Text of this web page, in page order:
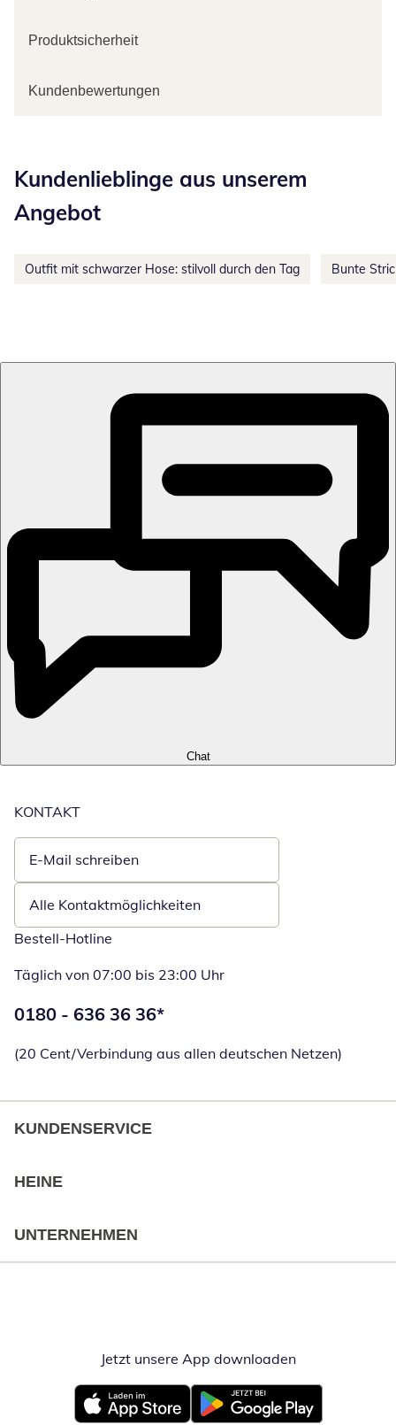
Produktsicherheit
Kundenbewertungen
Kundenlieblinge aus unserem
Angebot
Outfit mit schwarzer Hose: stilvoll durch den Tag Bunte
Chat
KONTAKT
E-Mail schreiben
Öffnet E-Mail-Client
Alle Kontaktmöglichkeiten
Bestell-Hotline
Täglich von 07:00 bis 23:00 Uhr
Telefonnummer:
0180 - 636 36 36*
(20 Cent/Verbindung aus allen deutschen Netzen)
KUNDENSERVICE
HEINE
UNTERNEHMEN
Jetzt unsere App downloadenÖffnet in